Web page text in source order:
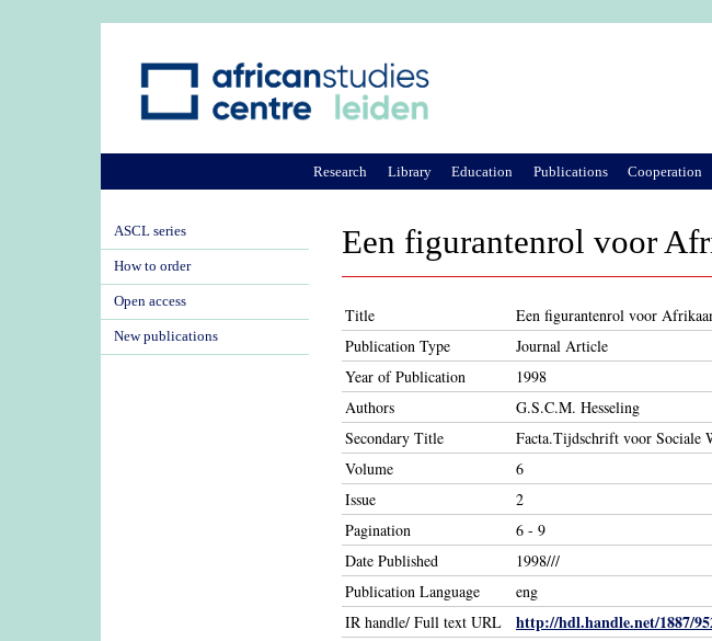
Een figurantenrol voor
Title
Een figurantenrol voor
Publication Type
Journal Article
Year of Publication
1998
Authors
G.S.C.M. Hesseling
Secondary Title
Facta.Tijdschrift voor Sociale
Volume
6
Issue
2
Pagination
6 - 9
Date Published
1998///
Publication Language
eng
IR handle/ Full text URL
http://hdl.handle.net/1887/
Research Library Education Publications Cooperation
ASCL series
How to order
Open access
New publications